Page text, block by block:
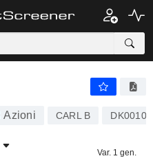
Azioni CARL B
Var. 1 gen.